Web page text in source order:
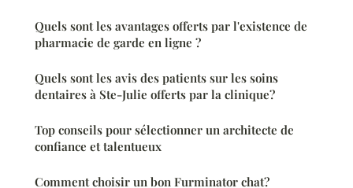
Quels sont les avantages offerts par l'existence de
pharmacie de garde en ligne ?
Quels sont les avis des patients sur les soins
dentaires à Ste-Julie offerts par la clinique?
Top conseils pour sélectionner un architecte de
confiance et talentueux
Comment choisir un bon Furminator chat?